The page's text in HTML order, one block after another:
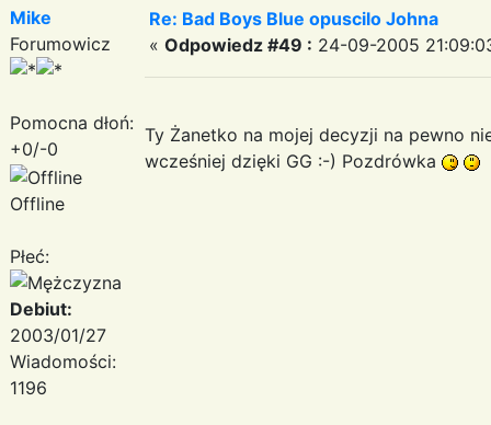
Mike
Forumowicz
Pomocna dłoń:
+0/-0
Offline
Płeć:
Debiut:
2003/01/27
Wiadomości:
1196
Re: Bad Boys Blue opuscilo Johna
« Odpowiedz #49 : 24-09-2005
Ty Żanetko na mojej decyzji na pewno
wcześniej dzięki GG :-) Pozdrówka